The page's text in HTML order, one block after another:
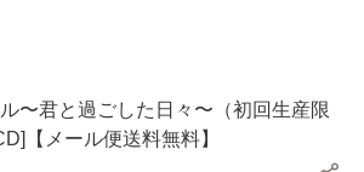
ル〜君と過ごした日々〜（初回生産限
【メール便送料無料】